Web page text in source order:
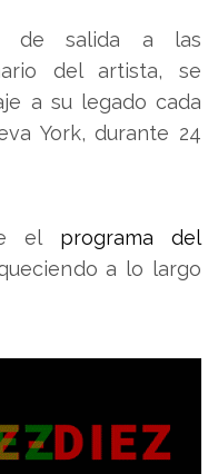
de salida a las
del artista, se
a su legado cada
York, durante 24
el programa del
a lo largo